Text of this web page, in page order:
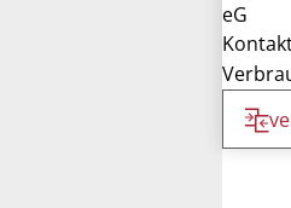
eG